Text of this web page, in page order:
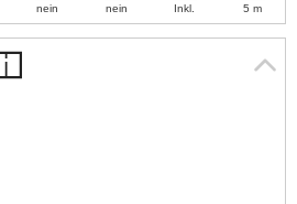
nein nein Inkl. 5 m